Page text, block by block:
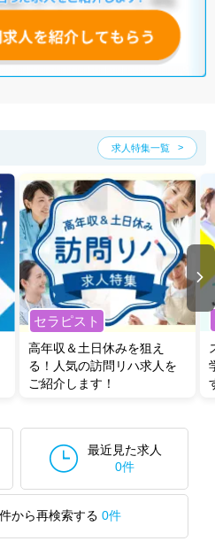
ことも可能です。
みいただくと、ご希望条件をヒアリン
。
は人気の希望条件をピックアップし
求人特集一覧
セラピスト
高年収＆土日休みを狙え
る！人気の訪問リハ求人を
ご紹介します！
最近見た求人
0件
から再検索する 0件